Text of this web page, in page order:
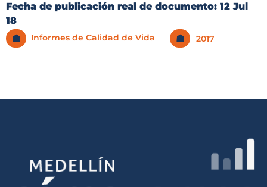
Fecha de publicación real de documento: 12 Jul
18
☗
Informes de Calidad de Vida ☗ 2017